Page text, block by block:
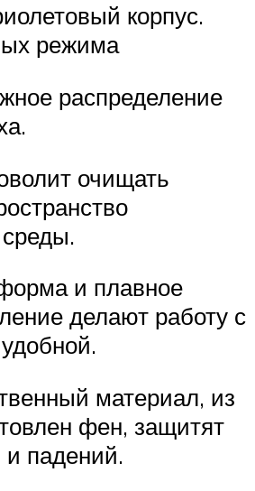
корпус.
режима
распределение
очищать
и плавное
делают работу с
материал, из
фен, защитят
и падений.